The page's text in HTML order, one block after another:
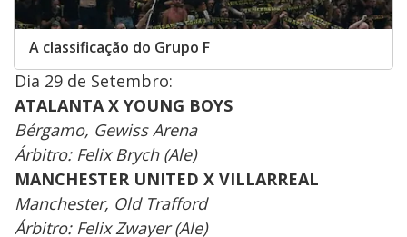
A classificação do Grupo F
Dia 29 de Setembro:
ATALANTA X YOUNG BOYS
Bérgamo, Gewiss Arena
Árbitro: Felix Brych (Ale)
MANCHESTER UNITED X VILLARREAL
Manchester, Old Trafford
Árbitro: Felix Zwayer (Ale)